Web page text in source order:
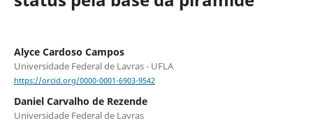
Alyce Cardoso Campos
Universidade Federal de Lavras - UFLA
https://orcid.org/0000-0001-6903-9542
Daniel Carvalho de Rezende
Universidade Federal de Lavras